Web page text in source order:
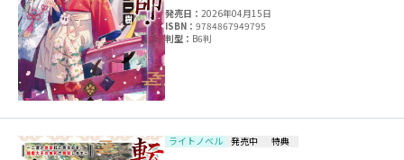
発売日：2026年04月15日
ISBN：9784867949795
判型： B6判
ライトノベル 発売中 特典